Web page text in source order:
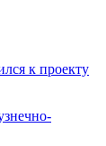
к проекту